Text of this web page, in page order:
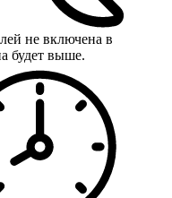
не включена в
будет выше.